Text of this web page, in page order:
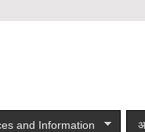
and Information